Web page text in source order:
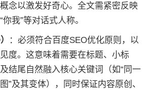
念以激发好奇心。全文需紧密反映
我”等对话式人称。
：必须符合百度SEO优化原则，以
度。这意味着需要在标题、小标
结尾自然融入核心关键词（如“同一
”及其变体），同时保证内容原创、